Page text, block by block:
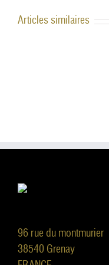
Articles similaires
96 rue du montmurier
38540 Grenay